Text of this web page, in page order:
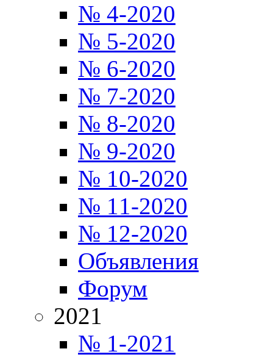
№ 4-2020
№ 5-2020
№ 6-2020
№ 7-2020
№ 8-2020
№ 9-2020
№ 10-2020
№ 11-2020
№ 12-2020
Объявления
Форум
2021
№ 1-2021